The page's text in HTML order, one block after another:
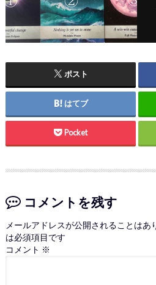
ポスト
はてブ
Pocket
コメントを残す
メールアドレスが公開されることはあ
は必須項目です
コメント ※